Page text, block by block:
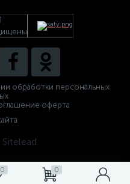
0 0
обработки персональных
оферта
Sitelead